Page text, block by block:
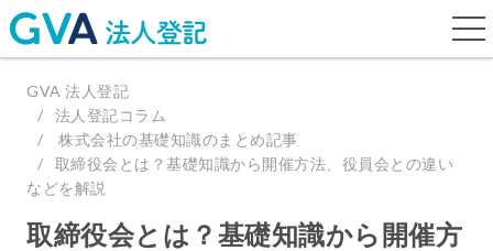
GVA 法人登記
法人登記コラム
株式会社の基礎知識のまとめ記事
取締役会とは？基礎知識から開催方法、役員会との違い
などを解説
取締役会とは？基礎知識から開催方